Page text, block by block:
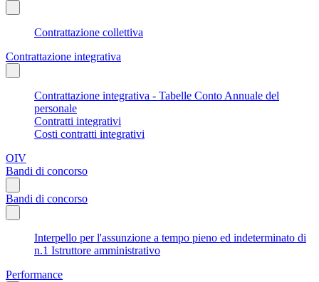
Contrattazione collettiva
Contrattazione integrativa
Contrattazione integrativa - Tabelle Conto Annuale del
personale
Contratti integrativi
Costi contratti integrativi
OIV
Bandi di concorso
Bandi di concorso
Interpello per l'assunzione a tempo pieno ed indeterminato di
n.1 Istruttore amministrativo
Performance